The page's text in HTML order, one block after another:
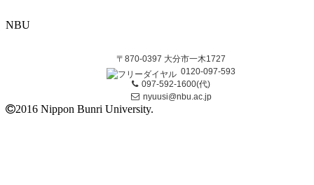
NBU
〒870-0397 大分市一木1727
0120-097-593
097-592-1600(代)
nyuusi@nbu.ac.jp
2016 Nippon Bunri University.